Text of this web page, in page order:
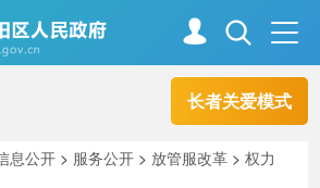
长者关爱模式
走进资阳
息公开 > 服务公开 > 放管服改革 >权力